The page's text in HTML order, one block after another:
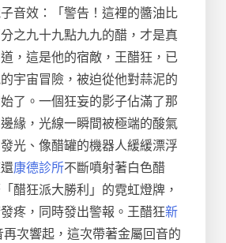
音效：「警告！這裡的醬油比
之九十九點九九的醋，才是真
，這是他的宿敵，王醋狂，已
宇宙冒險，被迫從他對蒜泥的
了。一個狂妄的影子佔滿了那
緣，光線一瞬間被極端的酸氣
光、像醋罐的機器人緩緩漂浮
康德診所不斷噴射著白色醋
醋狂派大勝利」的霓虹燈牌，
疼，同時發出警報。王醋狂新
再次響起，這次帶著金屬回音的